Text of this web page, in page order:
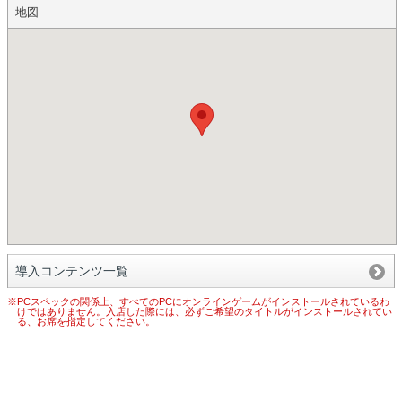
地図
導入コンテンツ一覧
※PCスペックの関係上、すべてのPCにオンラインゲームがインストールされているわ
けではありません。入店した際には、必ずご希望のタイトルがインストールされてい
る、お席を指定してください。